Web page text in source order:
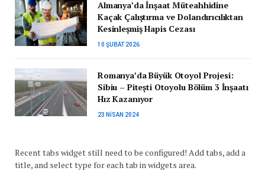
Almanya’da İnşaat Müteahhidine
Kaçak Çalıştırma ve Dolandırıcılıktan
Kesinleşmiş Hapis Cezası
10 ŞUBAT 2026
Romanya’da Büyük Otoyol Projesi:
Sibiu – Pitești Otoyolu Bölüm 3 İnşaatı
Hız Kazanıyor
23 NISAN 2024
Recent tabs widget still need to be configured! Add tabs, add a
title, and select type for each tab in widgets area.